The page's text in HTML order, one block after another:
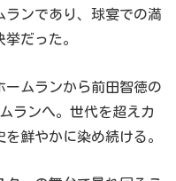
ンであり、球宴での満
だった。
ームランから前田智徳の
ランへ。世代を超えカ
鮮やかに染め続ける。